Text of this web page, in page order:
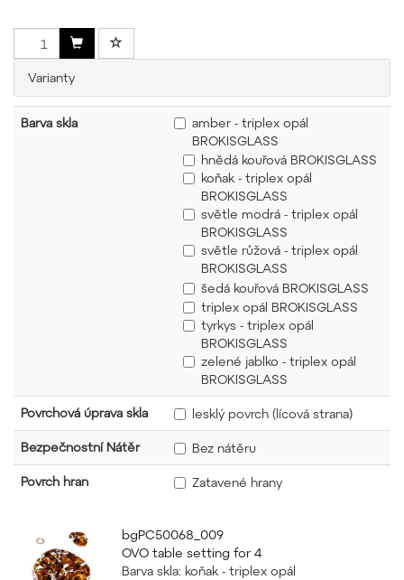
Varianty
Barva skla
amber - triplex opál
BROKISGLASS
hnědá kouřová BROKISGLASS
koňak - triplex opál
BROKISGLASS
světle modrá - triplex opál
BROKISGLASS
světle růžová - triplex opál
BROKISGLASS
šedá kouřová BROKISGLASS
triplex opál BROKISGLASS
tyrkys - triplex opál
BROKISGLASS
zelené jablko - triplex opál
BROKISGLASS
Povrchová úprava skla lesklý povrch (lícová strana)
Bezpečnostní Nátěr Bez nátěru
Povrch hran Zatavené hrany
bgPC50068_009
OVO table setting for 4
Barva skla: koňak - triplex opál